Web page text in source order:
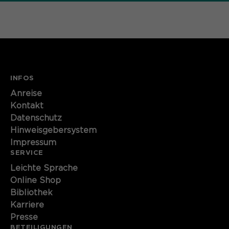
Zweck
INFOS
Anreise
Kontakt
Datenschutz
Hinweisgebersystem
Impressum
SERVICE
Leichte Sprache
Online Shop
Bibliothek
Karriere
Presse
BETEILIGUNGEN